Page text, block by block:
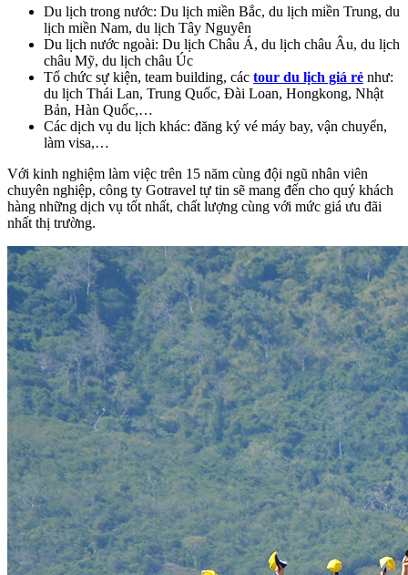
Du lịch trong nước: Du lịch miền Bắc, du lịch miền Trung, du
lịch miền Nam, du lịch Tây Nguyên
Du lịch nước ngoài: Du lịch Châu Á, du lịch châu Âu, du lịch
châu Mỹ, du lịch châu Úc
Tổ chức sự kiện, team building, các tour du lịch giá rẻ như:
du lịch Thái Lan, Trung Quốc, Đài Loan, Hongkong, Nhật
Bản, Hàn Quốc,…
Các dịch vụ du lịch khác: đăng ký vé máy bay, vận chuyển,
làm visa,…
Với kinh nghiệm làm việc trên 15 năm cùng đội ngũ nhân viên
chuyên nghiệp, công ty Gotravel tự tin sẽ mang đến cho quý khách
hàng những dịch vụ tốt nhất, chất lượng cùng với mức giá ưu đãi
nhất thị trường.